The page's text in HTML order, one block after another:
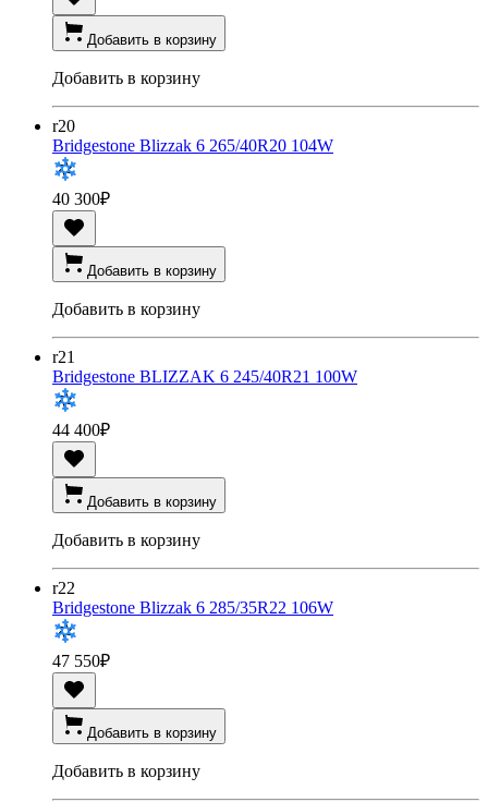
Добавить в корзину
Добавить в корзину
r20
Bridgestone Blizzak 6 265/40R20 104W
40 300₽
Добавить в корзину
Добавить в корзину
r21
Bridgestone BLIZZAK 6 245/40R21 100W
44 400₽
Добавить в корзину
Добавить в корзину
r22
Bridgestone Blizzak 6 285/35R22 106W
47 550₽
Добавить в корзину
Добавить в корзину